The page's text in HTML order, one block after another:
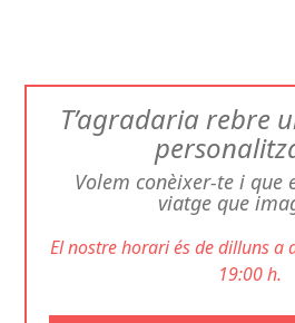
T’agradaria rebre
Volem conèixer-te i que
viatge que
El nostre horari és de dilluns a
19:00 h.